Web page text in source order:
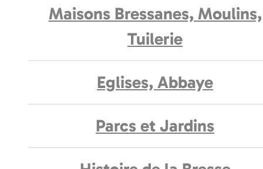
Maisons Bressanes, Moulins,
Tuilerie
Eglises, Abbaye
Parcs et Jardins